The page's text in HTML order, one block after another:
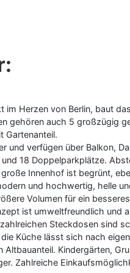
Herzen von Berlin, baut
gehören auch 5 großzügig
Gartenanteil.
und verfügen über Balkon,
18 Doppelparkplätze.
Innenhof ist begrünt,
und hochwertig, helle
Volumen für ein
ist umweltfreundlich
Steckdosen sind
Küche lässt sich nach
Kindergärten,
Zahlreiche